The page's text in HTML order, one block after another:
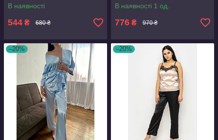
В наявності
544 ₴ 680 ₴
В наявності 1 од.
776 ₴ 970 ₴
–20% –20%